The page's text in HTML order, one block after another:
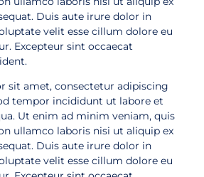
Duis aute irure dolor in
velit esse cillum dolore eu
Excepteur sint occaecat
sit amet, consectetur adipiscing
tempor incididunt ut labore et
Ut enim ad minim veniam, quis
ullamco laboris nisi ut aliquip ex
Duis aute irure dolor in
velit esse cillum dolore eu